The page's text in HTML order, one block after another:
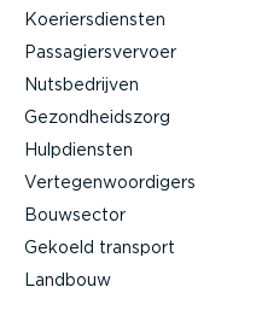
Koeriers­diensten
Passa­giers­vervoer
Nutsbe­drijven
Gezond­heidszorg
Hulpdiensten
Verte­gen­woor­digers
Bouwsector
Gekoeld transport
Landbouw